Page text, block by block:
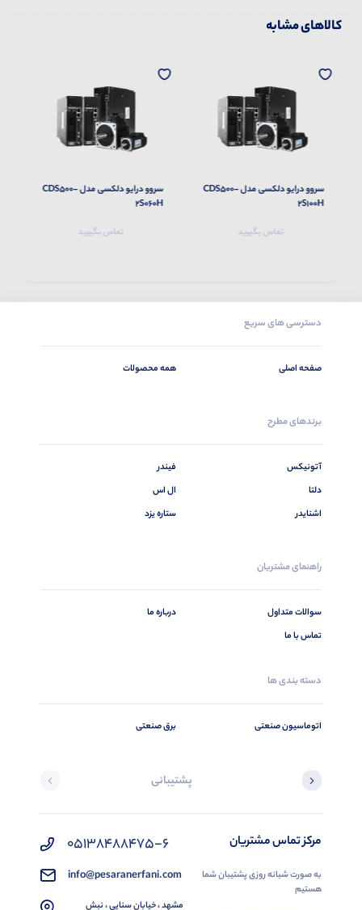
کالاهای مشابه
سروو درایو دلکسی مدل CDS500-
2S100H
تماس بگیرید
سروو درایو دلکسی مدل CDS500-
2S060H
تماس بگیرید
دسترسی های سریع
صفحه اصلی همه محصولات
برندهای مطرح
آتونیکس
دلتا
اشنایدر
فیندر
ال اس
ستاره یزد
راهنمای مشتریان
سوالات متداول
تماس با ما
درباره ما
دسته بندی ها
اتوماسیون صنعتی برق صنعتی
پشتیبانی
مرکز تماس مشتریان
به صورت شبانه روزی پشتیبان شما
هستیم
05138488475-6
info@pesaranerfani.com
مشهد ، خیابان سنایی ، نبش